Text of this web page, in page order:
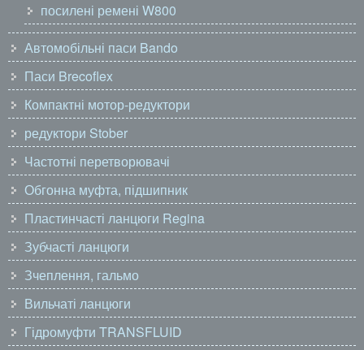
посилені ремені W800
Автомобільні паси Bando
Паси Brecoflex
Компактні мотор-редуктори
редуктори Stober
Частотні перетворювачі
Обгонна муфта, підшипник
Пластинчасті ланцюги Regina
Зубчасті ланцюги
Зчеплення, гальмо
Вильчаті ланцюги
Гідромуфти TRANSFLUID